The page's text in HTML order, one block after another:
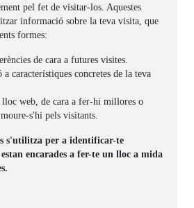
pel fet de visitar-los. Aquestes
informació sobre la teva visita, que
formes:
de cara a futures visites.
característiques concretes de la teva
lloc web, de cara a fer-hi millores o
s'hi pels visitants.
s'utilitza per a identificar-te
encarades a fer-te un lloc a mida